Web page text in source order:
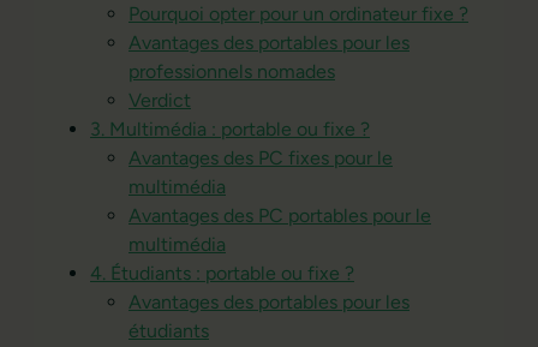
Pourquoi opter pour un ordinateur fixe ?
Avantages des portables pour les
professionnels nomades
Verdict
3. Multimédia : portable ou fixe ?
Avantages des PC fixes pour le
multimédia
Avantages des PC portables pour le
multimédia
4. Étudiants : portable ou fixe ?
Avantages des portables pour les
étudiants